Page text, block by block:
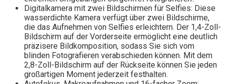
Digitalkamera mit zwei Bildschirmen für Selfies: Diese
wasserdichte Kamera verfügt über zwei Bildschirme,
die das Aufnehmen von Selfies erleichtern. Der 1,4-Zoll-
Bildschirm auf der Vorderseite ermöglicht eine deutlich
präzisere Bildkomposition, sodass Sie sich vom
blinden Fotografieren verabschieden können. Mit dem
2,8-Zoll-Bildschirm auf der Rückseite können Sie jeden
großartigen Moment jederzeit festhalten.